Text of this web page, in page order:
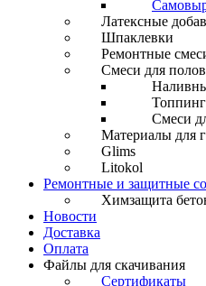
Латексные
Шпаклевки
Ремонтные
Смеси для полов
Топпинг
Смеси
Материалы для
Glims
Litokol
Ремонтные и защитные
Химзащита
Новости
Доставка
Оплата
Файлы для скачивания
Сертификаты